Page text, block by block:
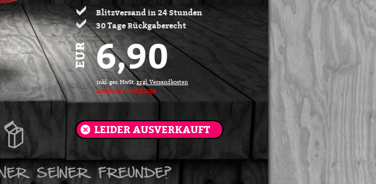
Blitzversand in 24 Stunden
30 Tage Rückgaberecht
6,90
inkl. ges. MwSt. zzgl. Versandkosten
Lieferzeit3 Werktage
LEIDER AUSVERKAUFT
SEINER FREUNDE?